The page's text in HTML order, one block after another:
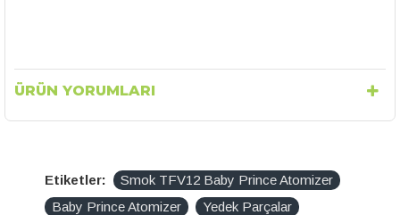
ÜRÜN YORUMLARI
Etiketler:
Smok TFV12 Baby Prince Atomizer
Baby Prince Atomizer
Yedek Parçalar